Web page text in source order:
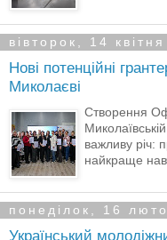
вівторок, 14
Нові потенційні
Миколаєві
Створення
важливу річ:
найкраще
понеділок, 16
Український